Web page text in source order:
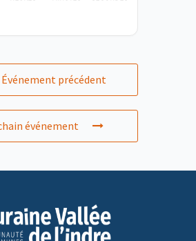
Événement précédent
événement